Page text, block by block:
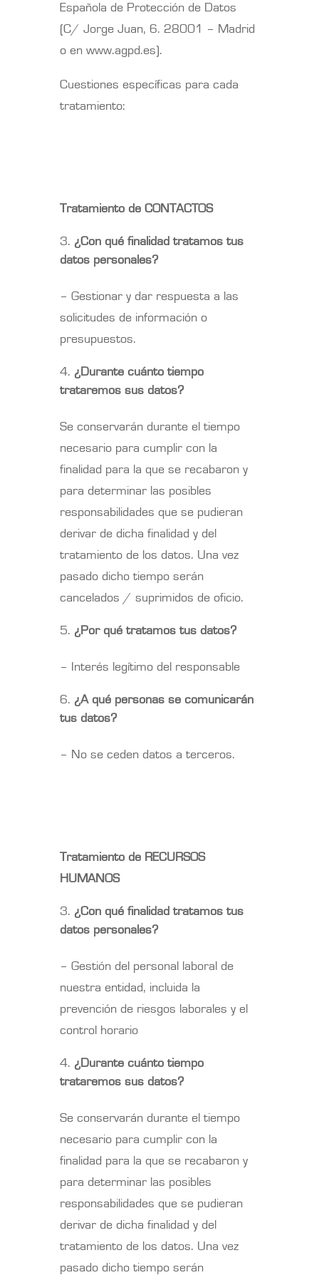
Española de Protección de Datos
(C/ Jorge Juan, 6. 28001 – Madrid
o en www.agpd.es).
Cuestiones específicas para cada
tratamiento:
Tratamiento de CONTACTOS
¿Con qué finalidad tratamos tus
datos personales?
– Gestionar y dar respuesta a las
solicitudes de información o
presupuestos.
¿Durante cuánto tiempo
trataremos sus datos?
Se conservarán durante el tiempo
necesario para cumplir con la
finalidad para la que se recabaron y
para determinar las posibles
responsabilidades que se pudieran
derivar de dicha finalidad y del
tratamiento de los datos. Una vez
pasado dicho tiempo serán
cancelados / suprimidos de oficio.
¿Por qué tratamos tus datos?
– Interés legítimo del responsable
¿A qué personas se comunicarán
tus datos?
– No se ceden datos a terceros.
Tratamiento de RECURSOS
HUMANOS
¿Con qué finalidad tratamos tus
datos personales?
– Gestión del personal laboral de
nuestra entidad, incluida la
prevención de riesgos laborales y el
control horario
¿Durante cuánto tiempo
trataremos sus datos?
Se conservarán durante el tiempo
necesario para cumplir con la
finalidad para la que se recabaron y
para determinar las posibles
responsabilidades que se pudieran
derivar de dicha finalidad y del
tratamiento de los datos. Una vez
pasado dicho tiempo serán